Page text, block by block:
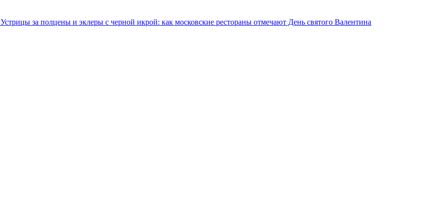
Устрицы за полцены и эклеры с черной икрой: как московские рестораны отмечают День святого Валентина